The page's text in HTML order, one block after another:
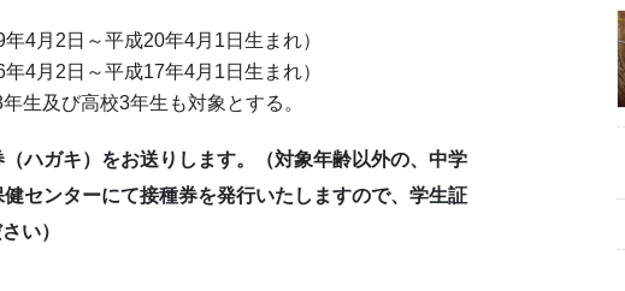
4月2日～平成20年4月1日生まれ）
4月2日～平成17年4月1日生まれ）
生及び高校3年生も対象とする。
ハガキ）をお送りします。（対象年齢以外の、中学
センターにて接種券を発行いたしますので、学生証
い）